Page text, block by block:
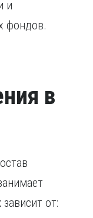
и
фондов.
в
от: